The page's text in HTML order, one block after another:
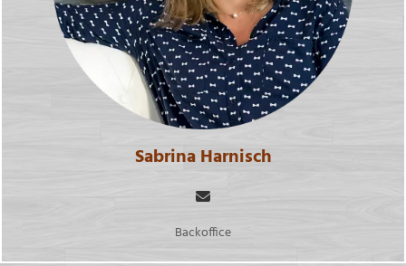
Sabrina Harnisch
Backoffice